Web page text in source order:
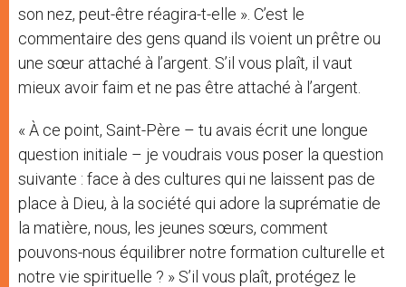
son nez, peut-être réagira-t-elle ». C’est le
commentaire des gens quand ils voient un prêtre ou
une sœur attaché à l’argent. S’il vous plaît, il vaut
mieux avoir faim et ne pas être attaché à l’argent.
« À ce point, Saint-Père – tu avais écrit une longue
question initiale – je voudrais vous poser la question
suivante : face à des cultures qui ne laissent pas de
place à Dieu, à la société qui adore la suprématie de
la matière, nous, les jeunes sœurs, comment
pouvons-nous équilibrer notre formation culturelle et
notre vie spirituelle ? » S’il vous plaît, protégez le